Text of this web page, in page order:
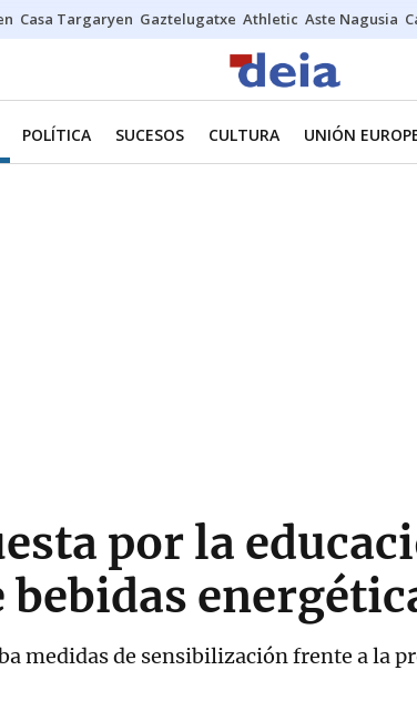
Casa Targaryen Gaztelugatxe Athletic Aste Nagusia
POLÍTICA SUCESOS CULTURA UNIÓN
por la
bebidas
medidas de sensibilización frente a la